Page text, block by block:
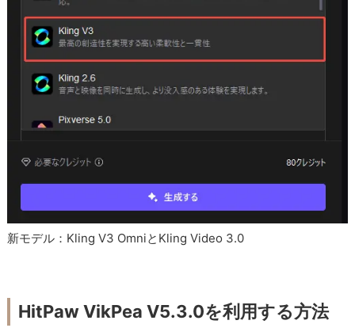
新モデル：Kling V3 OmniとKling Video 3.0
HitPaw VikPea V5.3.0を利用する方法